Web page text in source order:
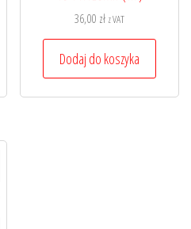
36,00 zł z VAT
Dodaj do koszyka